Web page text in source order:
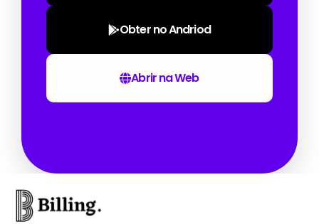
Obter no Andriod
Abrir na Web